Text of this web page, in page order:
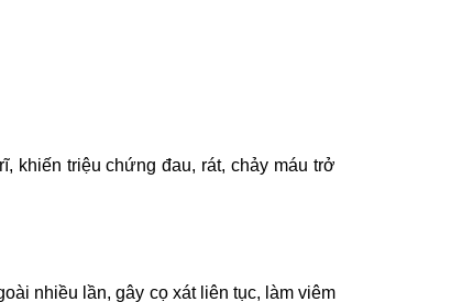
khiến triệu chứng đau, rát, chảy máu trở
nhiều lần, gây cọ xát liên tục, làm viêm